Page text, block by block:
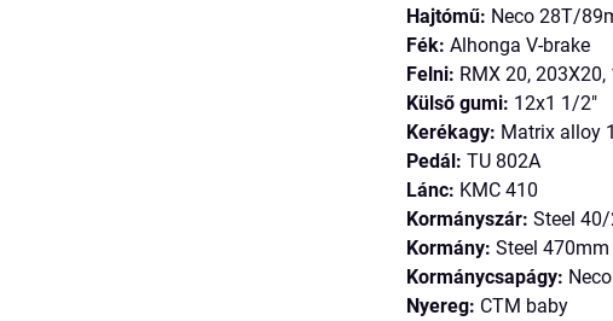
Hajtómű: Neco 28T/
Fék: Alhonga V-brake
Felni: RMX 20, 203X20,
Külső gumi: 12x1 1/2"
Kerékagy: Matrix alloy
Pedál: TU 802A
Lánc: KMC 410
Kormányszár: Steel
Kormány: Steel 470mm
Kormánycsapágy:
Nyereg: CTM baby